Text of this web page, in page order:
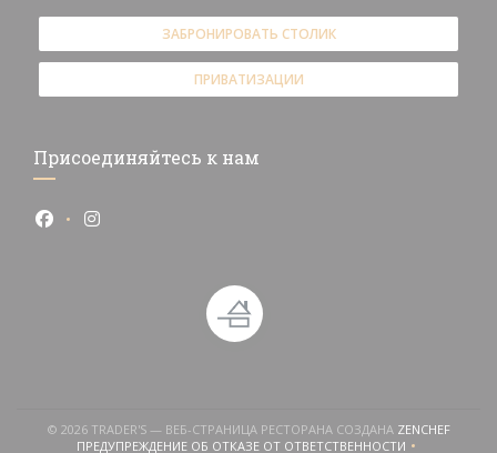
ЗАБРОНИРОВАТЬ СТОЛИК
ПРИВАТИЗАЦИИ
Присоединяйтесь к нам
Facebook ((открывается в новом окне))
Instagram ((открывается в новом окне))
© 2026 TRADER'S — ВЕБ-СТРАНИЦА РЕСТОРАНА СОЗДАНА ZENCHEF
ПРЕДУПРЕЖДЕНИЕ ОБ ОТКАЗЕ ОТ ОТВЕТСТВЕННОСТИ